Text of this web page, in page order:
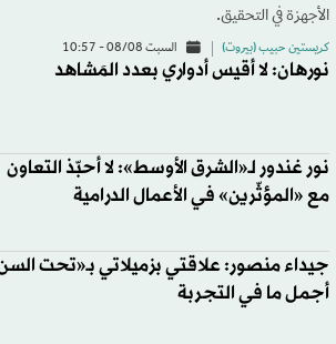
الأجهزة في التحقيق.
كريستين حبيب (بيروت) السبت 08/08 - 10:57
نورهان: لا أقيس أدواري بعدد المَشاهد
نور غندور لـ«الشرق الأوسط»: لا أحبّذ التعاون
مع «المؤثّرين» في الأعمال الدرامية
جيداء منصور: علاقتي بزميلاتي بـ«تحت
أجمل ما في التجربة